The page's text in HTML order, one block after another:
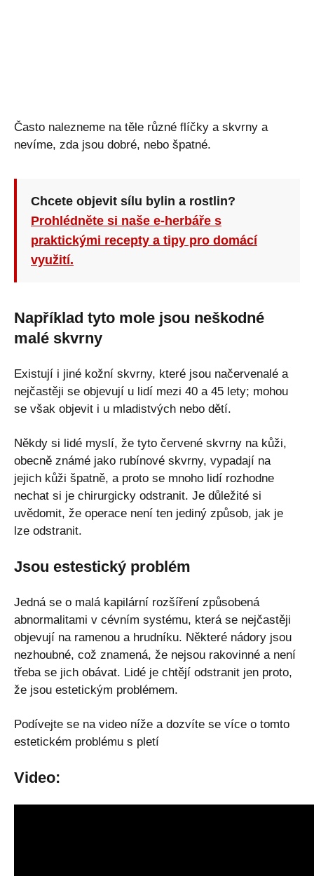
Často nalezneme na těle různé flíčky a skvrny a
nevíme, zda jsou dobré, nebo špatné.
Chcete objevit sílu bylin a rostlin?
Prohlédněte si naše e-herbáře s
praktickými recepty a tipy pro domácí
využití.
Například tyto mole jsou neškodné
malé skvrny
Existují i jiné kožní skvrny, které jsou načervenalé a
nejčastěji se objevují u lidí mezi 40 a 45 lety; mohou
se však objevit i u mladistvých nebo dětí.
Někdy si lidé myslí, že tyto červené skvrny na kůži,
obecně známé jako rubínové skvrny, vypadají na
jejich kůži špatně, a proto se mnoho lidí rozhodne
nechat si je chirurgicky odstranit. Je důležité si
uvědomit, že operace není ten jediný způsob, jak je
lze odstranit.
Jsou estestický problém
Jedná se o malá kapilární rozšíření způsobená
abnormalitami v cévním systému, která se nejčastěji
objevují na ramenou a hrudníku. Některé nádory jsou
nezhoubné, což znamená, že nejsou rakovinné a není
třeba se jich obávat. Lidé je chtějí odstranit jen proto,
že jsou estetickým problémem.
Podívejte se na video níže a dozvíte se více o tomto
estetickém problému s pletí
Video: